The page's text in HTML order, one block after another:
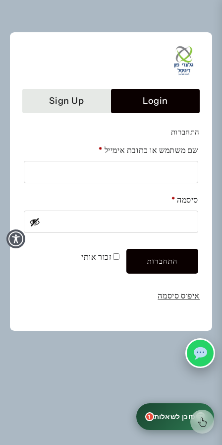
סוכן לשאלות 1
Login
Sign Up
התחברות
שם משתמש או כתובת אימייל *חובה
סיסמה *חובה
זכור אותי התחברות
איפוס סיסמה
Samsung Galaxy J4 Oled